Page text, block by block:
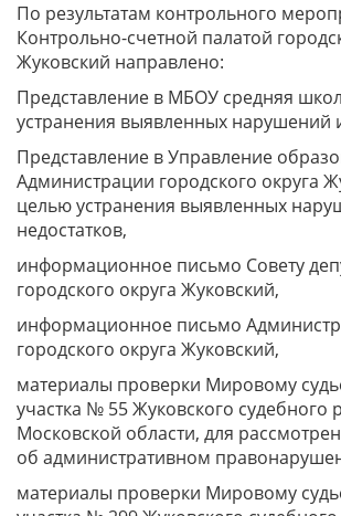
По результатам контрольного
Контрольно-счетной палатой
Жуковский направлено:
Представление в МБОУ средняя
устранения выявленных нарушений
Представление в Управление
Администрации городского округа
целью устранения выявленных
недостатков,
информационное письмо Совету
городского округа Жуковский,
информационное письмо
городского округа Жуковский,
материалы проверки Мировому
участка № 55 Жуковского судебного
Московской области, для
об административном
материалы проверки Мировому